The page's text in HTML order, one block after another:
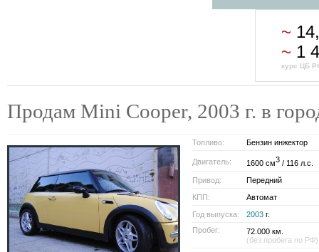
~
~ 1
курс ЦБ
Продам Mini Cooper, 2003 г. в
Топливо: Бензин инжектор
Двигатель: 1600 см3 / 116 л.с.
Привод:
Передний
КПП:
Автомат
Год выпуска:
2003 г.
Пробег:
72.000 км.
(без пробега по РФ)